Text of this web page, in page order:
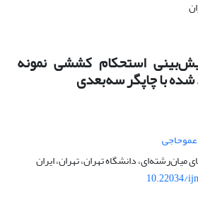
استحکام کششی نمونه
شده با چاپگر سه‌بعدی
دانشگاه تهران، تهران، ایران
10.22034/